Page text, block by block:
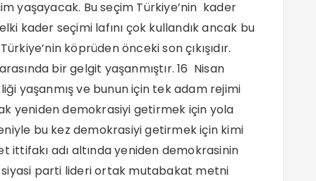
yaşayacak. Bu seçim Türkiye’nin kader
kader seçimi lafını çok kullandık ancak bu
köprüden önceki son çıkışıdır.
bir gelgit yaşanmıştır. 16 Nisan
yaşanmış ve bunun için tek adam rejimi
yeniden demokrasiyi getirmek için yola
bu kez demokrasiyi getirmek için kimi
ittifakı adı altında yeniden demokrasinin
siyasi parti lideri ortak mutabakat metni